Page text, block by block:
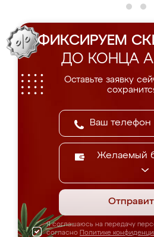
ФИКСИРУЕМ
ДО КОНЦА
Оставьте заявку
Желаемый
Я соглашаюсь на передачу
согласно Политике